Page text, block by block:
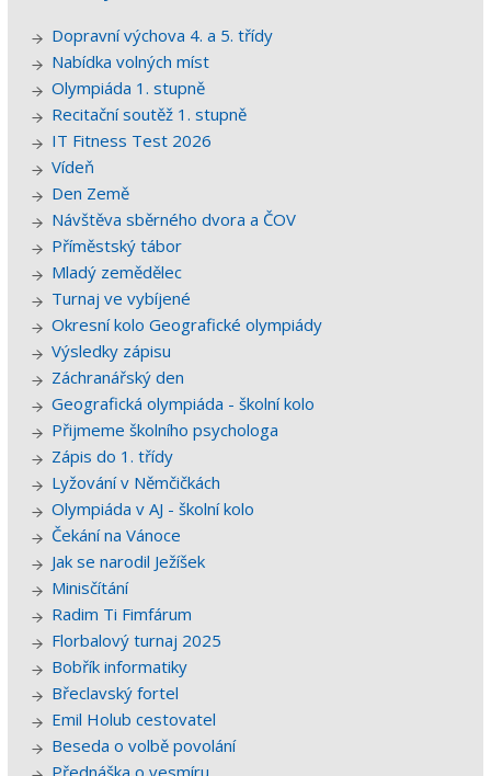
Dopravní výchova 4. a 5. třídy
Nabídka volných míst
Olympiáda 1. stupně
Recitační soutěž 1. stupně
IT Fitness Test 2026
Vídeň
Den Země
Návštěva sběrného dvora a ČOV
Příměstský tábor
Mladý zemědělec
Turnaj ve vybíjené
Okresní kolo Geografické olympiády
Výsledky zápisu
Záchranářský den
Geografická olympiáda - školní kolo
Přijmeme školního psychologa
Zápis do 1. třídy
Lyžování v Němčičkách
Olympiáda v AJ - školní kolo
Čekání na Vánoce
Jak se narodil Ježíšek
Minisčítání
Radim Ti Fimfárum
Florbalový turnaj 2025
Bobřík informatiky
Břeclavský fortel
Emil Holub cestovatel
Beseda o volbě povolání
Přednáška o vesmíru